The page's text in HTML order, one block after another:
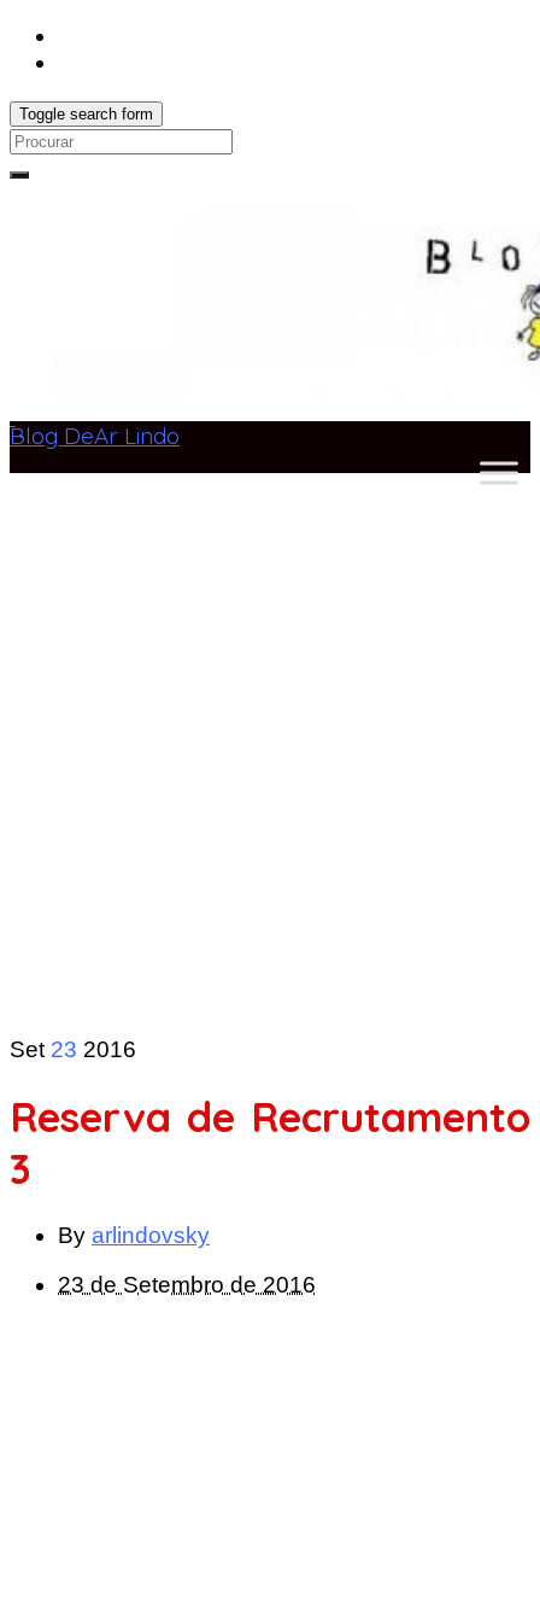
Toggle search form
Search
Blog DeAr Lindo
Set 23 2016
Reserva de Recrutamento
3
By arlindovsky
23 de Setembro de 2016